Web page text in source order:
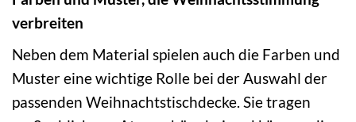
verbreiten
Neben dem Material spielen auch die Farben und
Muster eine wichtige Rolle bei der Auswahl der
passenden Weihnachtstischdecke. Sie tragen